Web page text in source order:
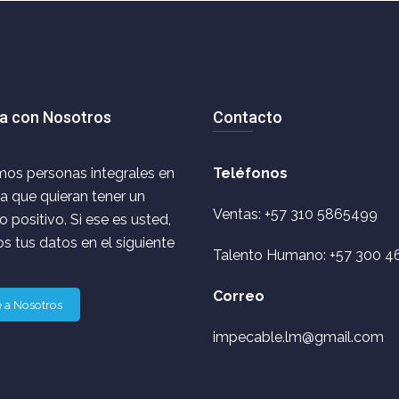
con Nosotros
personas integrales en
que quieran tener un
positivo. Si ese es usted,
tus datos en el siguiente
a Nosotros
Contacto
Teléfonos
Ventas: +57 310 5865499
Talento Humano: +57 300
Correo
impecable.lm@gmail.com